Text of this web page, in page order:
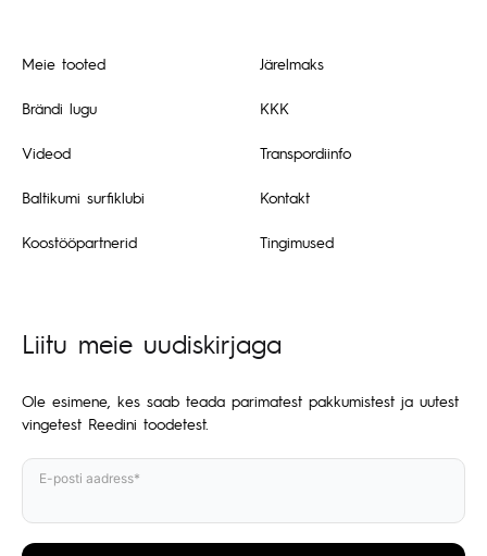
Meie tooted
Brändi lugu
Videod
Baltikumi surfiklubi
Koostööpartnerid
Järelmaks
KKK
Transpordiinfo
Kontakt
Tingimused
Liitu meie uudiskirjaga
Ole esimene, kes saab teada parimatest pakkumistest ja uutest
vingetest Reedini toodetest.
E-posti aadress*